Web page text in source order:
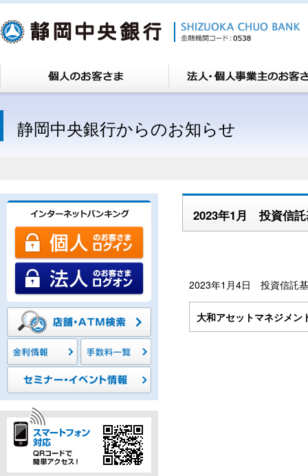
静岡中央銀行からのお知らせ
2023年1月 投資信託
2023年1月4日 投資信託
大和アセットマネジメン